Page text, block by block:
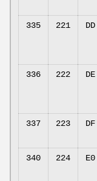
335 221 DD
336 222 DE
337 223 DF
340 224 E0